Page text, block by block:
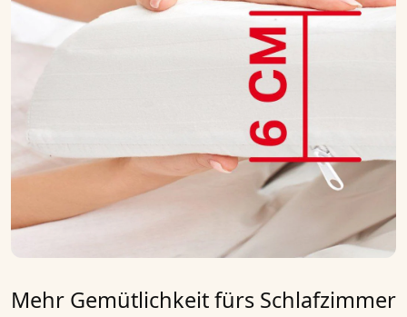
Mehr Gemütlichkeit fürs Schlafzimmer